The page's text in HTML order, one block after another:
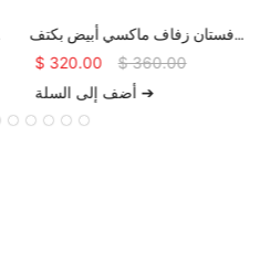
فستان زفاف ماكسي أبيض بكتف
واحد وأساور من ريش النعام
$ 320.00 $360.00
أضف إلى السلة ➔